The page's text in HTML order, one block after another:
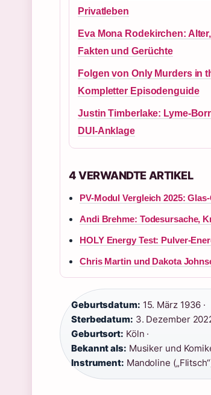
Privatleben
Eva Mona Rodekirchen:
Fakten und Gerüchte
Folgen von Only Murders in
Kompletter Episodenguide
Justin Timberlake: Lyme-
DUI-Anklage
4 VERWANDTE ARTIKEL
PV-Modul Vergleich 2025:
Andi Brehme: Todesursache,
HOLY Energy Test: Pulver-
Chris Martin und Dakota
Geburtsdatum: 15. März 1936 ·
Sterbedatum: 3. Dezember
Geburtsort: Köln ·
Bekannt als: Musiker und
Instrument: Mandoline